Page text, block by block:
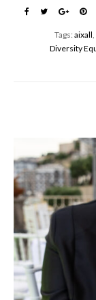
Nessuna
ore
Tags:aixall
Diversity